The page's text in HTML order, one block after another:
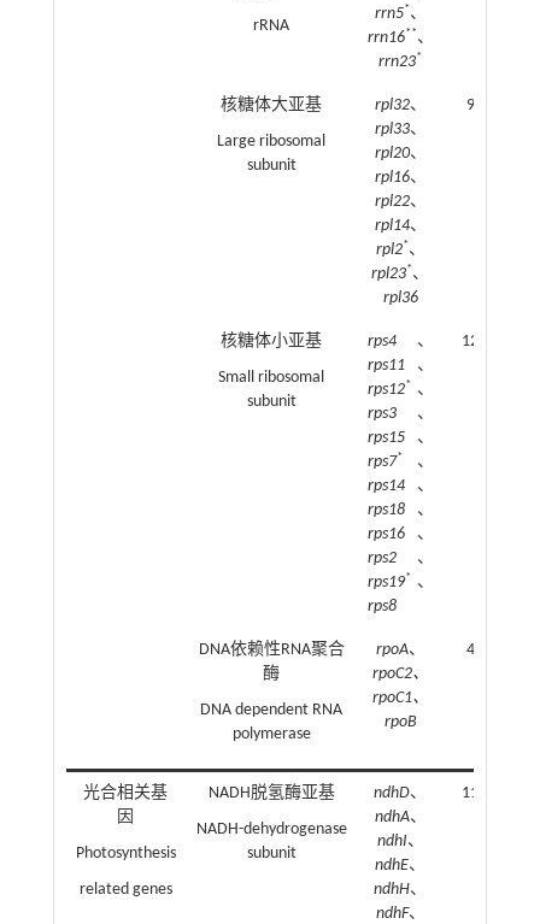
rRNA
rrn5*、
rrn16**、
rrn23*
核糖体大亚基
Large ribosomal
subunit
rpl32、
rpl33、
rpl20、
rpl16、
rpl22、
rpl14、
rpl2*、
rpl23*、
rpl36
9
核糖体小亚基
Small ribosomal
subunit
rps4、
rps11、
rps12*
、
rps3、
rps15、
rps7*
、
rps14、
rps18、
rps16、
rps2、
rps19*
、
rps8
12
DNA依赖性RNA聚合
酶
DNA dependent RNA
polymerase
rpoA、
rpoC2、
rpoC1、
rpoB
4
光合相关基
因
Photosynthesis
related genes
NADH脱氢酶亚基
NADH-dehydrogenase
subunit
ndhD、
ndhA、
ndhI、
ndhE、
ndhH、
ndhF、
11